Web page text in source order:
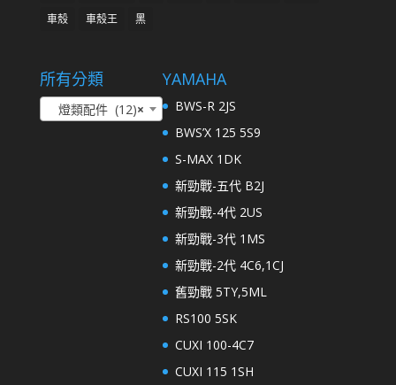
車殼
車殼王 黑
所有分類
×
燈類配件 (12)
YAMAHA
BWS-R 2JS
BWS’X 125 5S9
S-MAX 1DK
新勁戰-五代 B2J
新勁戰-4代 2US
新勁戰-3代 1MS
新勁戰-2代 4C6,1CJ
舊勁戰 5TY,5ML
RS100 5SK
CUXI 100-4C7
CUXI 115 1SH